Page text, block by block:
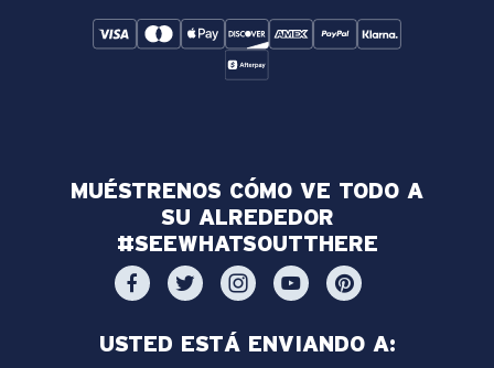
MUÉSTRENOS CÓMO VE TODO A
SU ALREDEDOR
#SEEWHATSOUTTHERE
USTED ESTÁ ENVIANDO A: